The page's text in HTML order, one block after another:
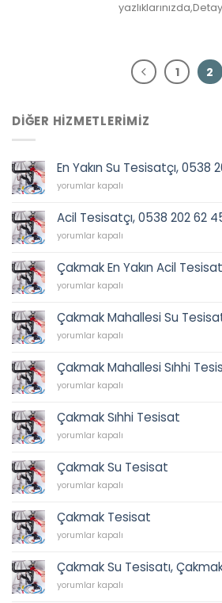
1 2
DIĞER HIZMETLERIMIZ
En Yakın Su Tesisatçı, 0538
En
Su
Tesisatçı,
0538
62
45.
için
yorumlar kapalı
Acil Tesisatçı, 0538 202 62
Acil
0538
202
62
için
yorumlar kapalı
Çakmak En Yakın Acil
Çakmak
Yakın
Acil
Tesisatçı,
202
62
45.
yorumlar kapalı
Çakmak Mahallesi Su
Çakmak
Su
Tesisat,
0538
62
45.
için
yorumlar kapalı
Çakmak Mahallesi Sıhhi
Çakmak
Sıhhi
Tesisat
için
yorumlar kapalı
Çakmak Sıhhi Tesisat
Çakmak
Tesisat
için
yorumlar kapalı
Çakmak Su Tesisat
Çakmak
Tesisat
için
yorumlar kapalı
Çakmak Tesisat
Çakmak
için
yorumlar kapalı
Çakmak Su Tesisatı,
Çakmak
yorumlar kapalı